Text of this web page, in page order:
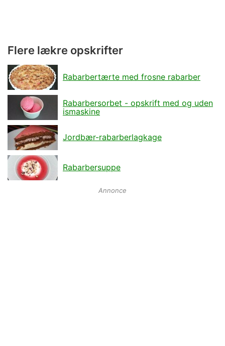
Flere lækre opskrifter
Rabarbertærte med frosne rabarber
Rabarbersorbet - opskrift med og uden
ismaskine
Jordbær-rabarberlagkage
Rabarbersuppe
Annonce